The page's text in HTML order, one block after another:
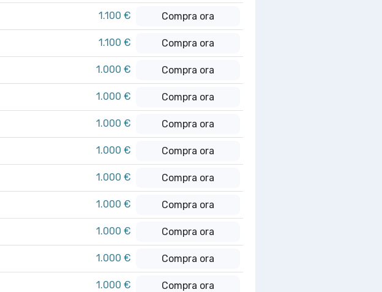
1.100 € Compra ora
1.100 € Compra ora
1.000 € Compra ora
1.000 € Compra ora
1.000 € Compra ora
1.000 € Compra ora
1.000 € Compra ora
1.000 € Compra ora
1.000 € Compra ora
1.000 € Compra ora
1.000 € Compra ora